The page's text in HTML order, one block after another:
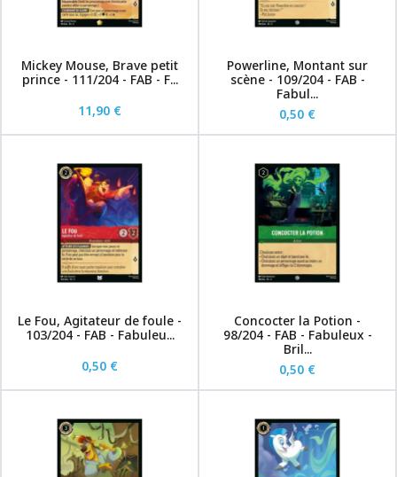
Mickey Mouse, Brave petit
prince - 111/204 - FAB - F...
11,90 €
Powerline, Montant sur
scène - 109/204 - FAB -
Fabul...
0,50 €
Le Fou, Agitateur de foule -
103/204 - FAB - Fabuleu...
0,50 €
Concocter la Potion -
98/204 - FAB - Fabuleux -
Bril...
0,50 €